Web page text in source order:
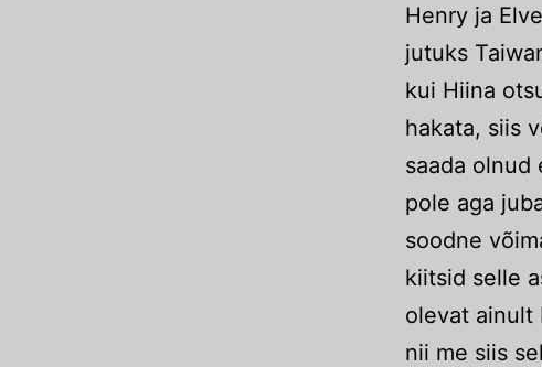
Henry ja
jutuks
kui Hiina
hakata, siis
saada olnud
pole aga
soodne
kiitsid selle
olevat ainult
nii me siis